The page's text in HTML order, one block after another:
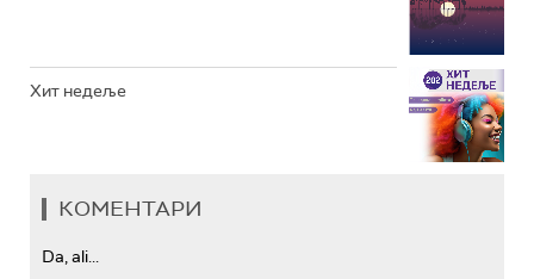
Хит недеље
КОМЕНТАРИ
Da, ali...